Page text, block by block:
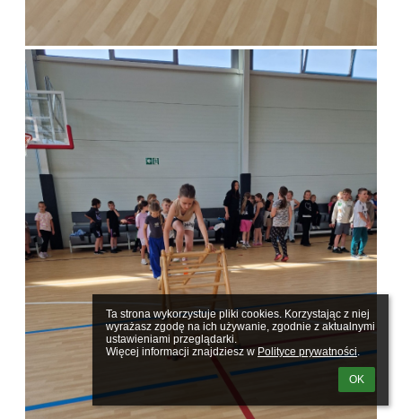
Ta strona wykorzystuje pliki cookies. Korzystając z niej
wyrażasz zgodę na ich używanie, zgodnie z aktualnymi
ustawieniami przeglądarki.
Więcej informacji znajdziesz w Polityce prywatności.
OK